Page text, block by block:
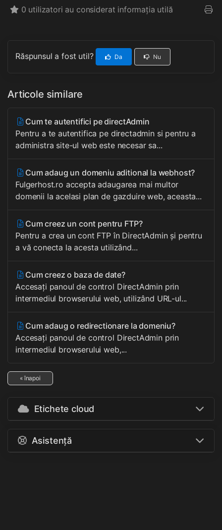
0 utilizatori au considerat informația utilă
Răspunsul a fost util? Da Nu
Articole similare
Cum te autentifici pe directAdmin
Pentru a te autentifica pe directadmin si pentru a
administra site-ul web este necesar sa...
Cum adaug un domeniu aditional la webhost?
Fulgerhost.ro accepta adaugarea mai multor
domenii la acelasi plan de gazduire web, aceasta...
Cum creez un cont pentru FTP?
Pentru a crea un cont FTP în DirectAdmin și pentru
a vă conecta la acesta utilizând...
Cum creez o baza de date?
Accesați panoul de control DirectAdmin prin
intermediul browserului web, utilizând URL-ul...
Cum adaug o redirectionare la domeniu?
Accesați panoul de control DirectAdmin prin
intermediul browserului web,...
« înapoi
Etichete cloud
Asistență